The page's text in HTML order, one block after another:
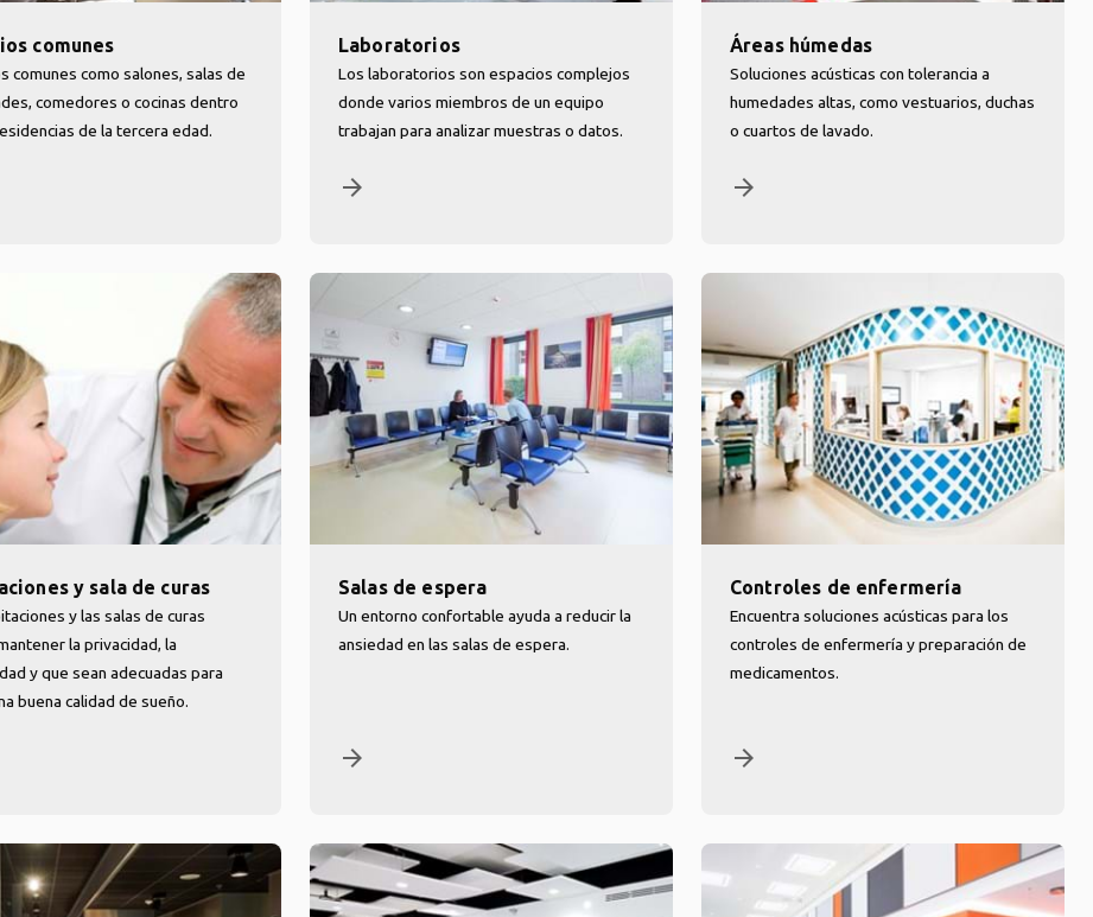
comunes
comunes como salones, salas de
comedores o cocinas dentro
de la tercera edad.
Laboratorios
Los laboratorios son espacios complejos
donde varios miembros de un equipo
trabajan para analizar muestras o datos.
arrow_forward
Áreas húmedas
Soluciones acústicas con tolerancia a
humedades altas, como vestuarios, duchas
o cuartos de lavado.
arrow_forward
y sala de curas
y las salas de curas
la privacidad, la
y que sean adecuadas para
buena calidad de sueño.
Salas de espera
Un entorno confortable ayuda a reducir la
ansiedad en las salas de espera.
arrow_forward
Controles de enfermería
Encuentra soluciones acústicas para los
controles de enfermería y preparación de
medicamentos.
arrow_forward